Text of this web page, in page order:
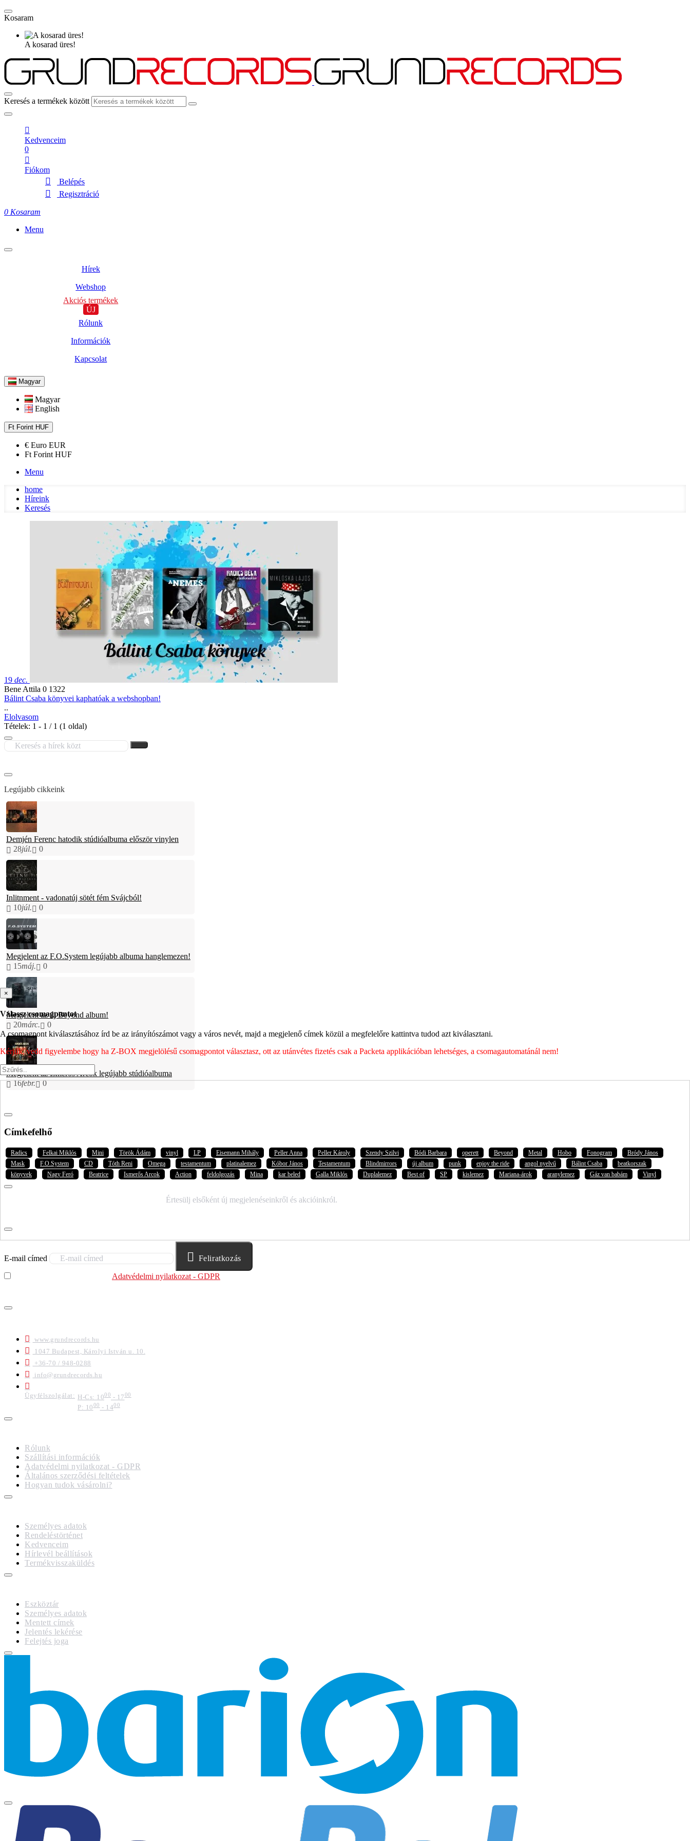
Kosaram
A kosarad üres!
Keresés a termékek között
Kedvenceim
0
Fiókom
Belépés
Regisztráció
0 Kosaram
Menu
Hírek
Webshop
Akciós termékek
ÚJ
Rólunk
Információk
Kapcsolat
Magyar
Magyar
English
Ft Forint HUF
€ Euro EUR
Ft Forint HUF
Menu
home
Híreink
Keresés
19 dec.
Bene Attila 0 1322
Bálint Csaba könyvei kaphatóak a webshopban!
..
Elolvasom
Tételek: 1 - 1 / 1 (1 oldal)
Legújabb cikkeink
Demjén Ferenc hatodik stúdióalbuma először vinylen
28júl. 0
Inlitnment - vadonatúj sötét fém Svájcból!
10júl. 0
Megjelent az F.O.System legújabb albuma hanglemezen!
15máj. 0
Megjelent az új Beyond album!
20márc. 0
Megjelent az Ismerős Arcok legújabb stúdióalbuma
16febr. 0
Címkefelhő
Radics Felkai Miklós Mini Török Ádám vinyl LP Eisemann Mihály Peller Anna Peller Károly Szendy Szilvi Bódi Barbara operett Beyond Metal Hobo Fonogram
Bródy János
Mask
F.O.System CD Tóth Reni Omega testamentum platinalemez Kóbor János Testamentum Blindmirrors új album punk enjoy the ride angol nyelvű Bálint Csaba
beatkorszak
könyvek
Nagy Feró Beatrice Ismerős Arcok Action feldolgozás Mina kar beled Galla Miklós Duplalemez Best of SP kislemez Mariana-árok aranylemez Gáz van babám Vinyl
Értesülj elsőként új megjelenéseinkről és akcióinkról.
E-mail címed Feliratkozás
Adatvédelmi nyilatkozat - GDPR
www.grundrecords.hu
1047 Budapest, Károlyi István u. 10.
+36-70 / 948-0288
info@grundrecords.hu
Ügyfélszolgálat: H-Cs: 1000 - 1700
P: 1000- 1400
Rólunk
Szállítási információk
Adatvédelmi nyilatkozat - GDPR
Általános szerződési feltételek
Hogyan tudok vásárolni?
Személyes adatok
Rendeléstörténet
Kedvenceim
Hírlevél beállítások
Termékvisszaküldés
Eszköztár
Személyes adatok
Mentett címek
Jelentés lekérése
Felejtés joga
×
Válassz csomagpontot
A csomagpont kiválasztásához írd be az irányítószámot vagy a város nevét, majd a megjelenő címek közül a megfelelőre kattintva tudod azt kiválasztani.
Kérjük, vedd figyelembe hogy ha Z-BOX megjelölésű csomagpontot választasz, ott az utánvétes fizetés csak a Packeta applikációban lehetséges, a csomagautomatánál nem!